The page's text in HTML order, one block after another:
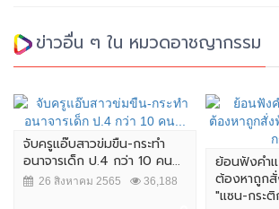
ข่าวอื่น ๆ ใน หมวดอาชญากรรม
จับครูแอ๊บสาวข่มขืน-กระทำ
อนาจารเด็ก ป.4 กว่า 10 คน...
26 สิงหาคม 2565 36,188
ย้อนฟังคำเ
ต้องหาถูกสั่
"แซน-กระติ